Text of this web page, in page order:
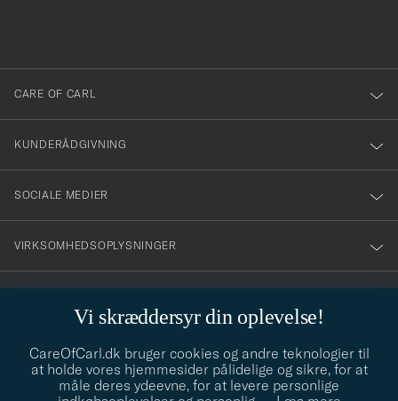
Vi skræddersyr din oplevelse!
CareOfCarl.dk bruger cookies og andre teknologier til
at holde vores hjemmesider pålidelige og sikre, for at
måle deres ydeevne, for at levere personlige
dig
till
vårt
nyhetsbrev!
CARE OF CARL
KUNDERÅDGIVNING
SOCIALE MEDIER
VIRKSOMHEDSOPLYSNINGER
info@careofcarl.dk
Behøver du hjælp til at finde din stil? Lad os hjælpe dig, vi hjælper
gerne til!